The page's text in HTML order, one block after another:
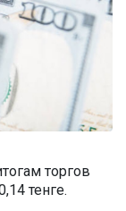
торгов
тенге.